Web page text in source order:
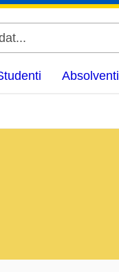
Absolventi